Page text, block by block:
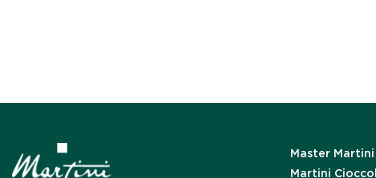
Master Martini
Martini